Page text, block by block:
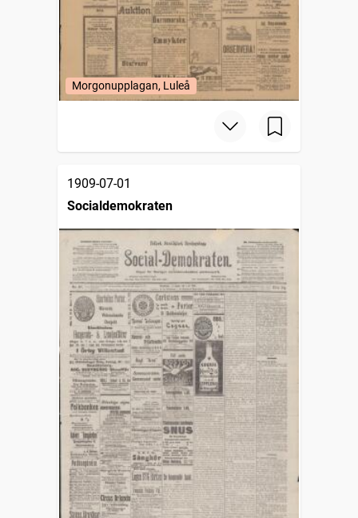
Morgonupplagan, Luleå
1909-07-01
Socialdemokraten